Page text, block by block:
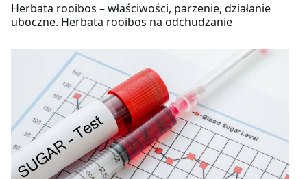
Herbata rooibos – właściwości, parzenie, działanie
uboczne. Herbata rooibos na odchudzanie